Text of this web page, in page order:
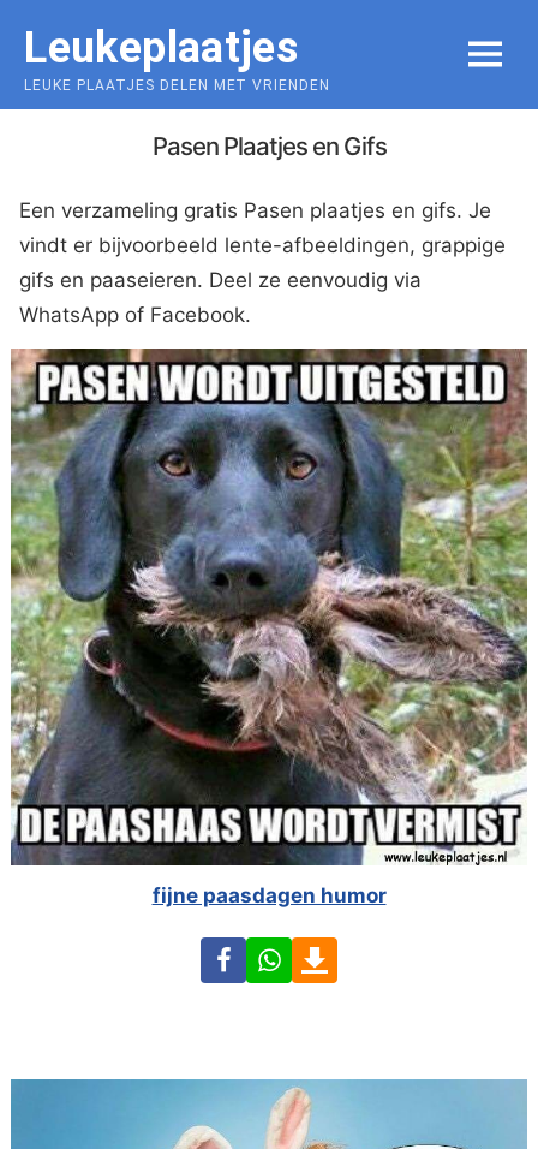
content
Leukeplaatjes
LEUKE PLAATJES DELEN MET VRIENDEN
MENU
Pasen Plaatjes en Gifs
Een verzameling gratis Pasen plaatjes en gifs. Je
vindt er bijvoorbeeld lente-afbeeldingen, grappige
gifs en paaseieren. Deel ze eenvoudig via
WhatsApp of Facebook.
fijne paasdagen humor
FacebookWhatsApp